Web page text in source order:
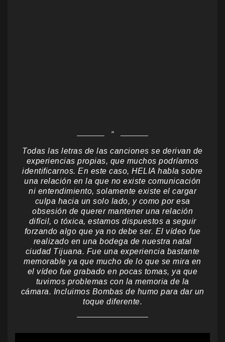
Todas las letras de las canciones se derivan de
experiencias propias, que muchos podríamos
identificarnos. En este caso, HELIA habla sobre
una relación en la que no existe comunicación
ni entendimiento, solamente existe el cargar
culpa hacia un solo lado, y como por esa
obsesión de querer mantener una relación
difícil, o tóxica, estamos dispuestos a seguir
forzando algo que ya no debe ser. El vídeo fue
realizado en una bodega de nuestra natal
ciudad Tijuana. Fue una experiencia bastante
memorable ya que mucho de lo que se mira en
el vídeo fue grabado en pocas tomas, ya que
tuvimos problemas con la memoria de la
cámara. Incluimos Bombas de humo para dar un
toque diferente.